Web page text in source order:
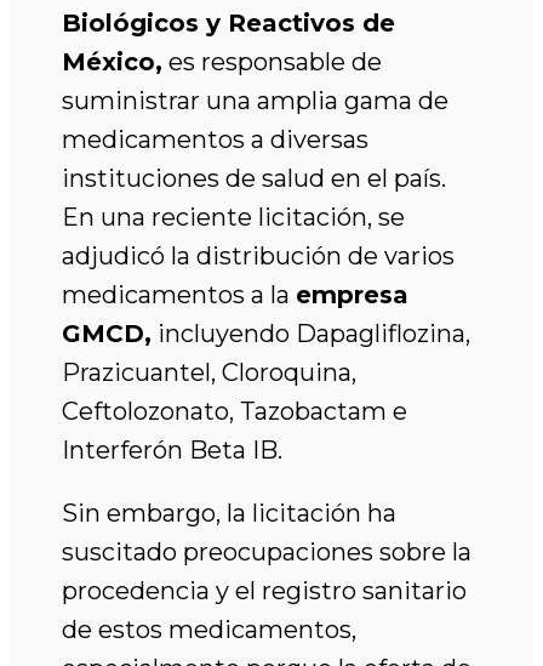
Biológicos y Reactivos de
México, es responsable de
suministrar una amplia gama de
medicamentos a diversas
instituciones de salud en el país.
En una reciente licitación, se
adjudicó la distribución de varios
medicamentos a la empresa
GMCD, incluyendo Dapagliflozina,
Prazicuantel, Cloroquina,
Ceftolozonato, Tazobactam e
Interferón Beta IB.
Sin embargo, la licitación ha
suscitado preocupaciones sobre la
procedencia y el registro sanitario
de estos medicamentos,